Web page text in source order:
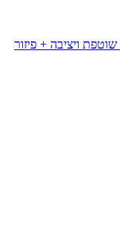
ויציבה + פיזור